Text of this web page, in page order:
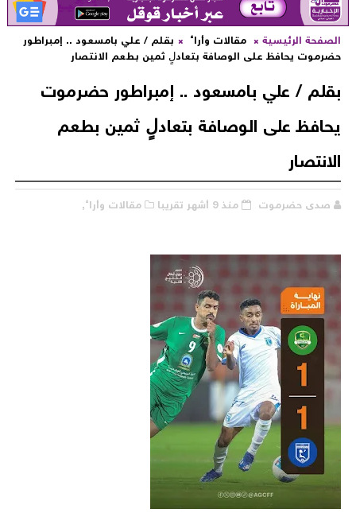
الرئيسية مقالات وأراء
بقلم / علي بامسعود .. إمبراطور
يحافظ على الوصافة بتعادلٍ ثمين بطعم الانتصار
/ علي بامسعود .. إمبراطور حضرموت
على الوصافة بتعادلٍ ثمين بطعم
صدى حضرموت منذ 9 أشهر تقريبا مقالات وأراء,